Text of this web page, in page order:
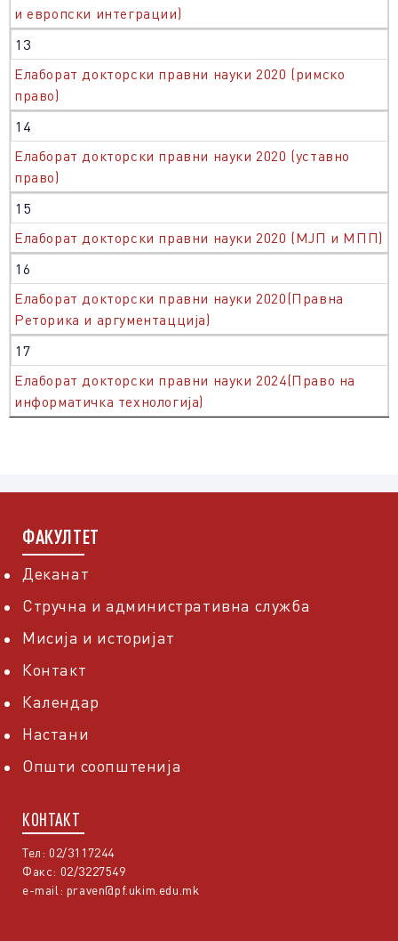
и европски интеграции)
13
Елаборат докторски правни науки 2020 (римско
право)
14
Елаборат докторски правни науки 2020 (уставно
право)
15
Елаборат докторски правни науки 2020 (МЈП и МПП)
16
Елаборат докторски правни науки 2020(Правна
Реторика и аргументацција)
17
Елаборат докторски правни науки 2024(Право на
информатичка технологија)
ФАКУЛТЕТ
Деканат
Стручна и административна служба
Мисија и историјат
Контакт
Календар
Настани
Општи соопштенија
КОНТАКТ
Тел: 02/3117244
Факс: 02/3227549
e-mail: praven@pf.ukim.edu.mk